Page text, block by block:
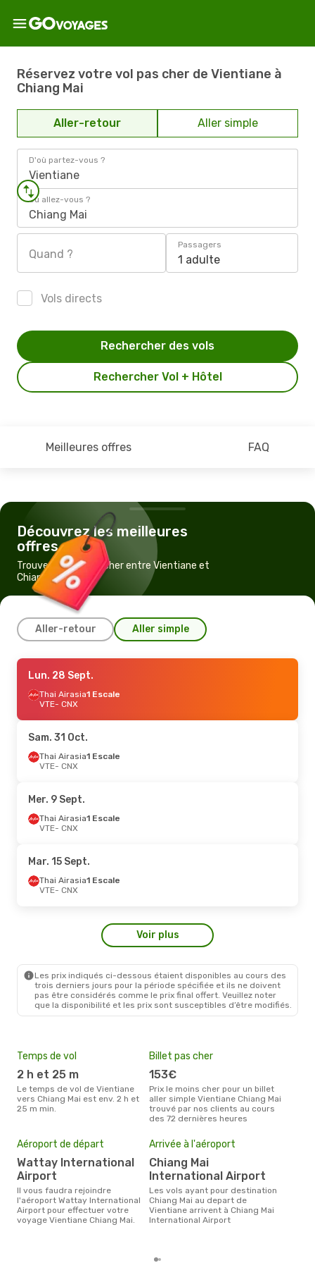
Réservez votre vol pas cher de Vientiane à
Chiang Mai
Aller-retour Aller simple
D'où partez-vous ?
Vientiane
Où allez-vous ?
Chiang Mai
Quand ?
Passagers
1 adulte
Vols directs
Rechercher Vol + Hôtel
Rechercher des vols
Meilleures offres FAQ
Découvrez les meilleures
offres
Trouvez un vol pas cher entre Vientiane et
Chiang Mai
Aller-retour Aller simple
Jeu. 24 Sept.
Thai Airasia1 Escale
VTE- CNX
CNX- VTE
Lun. 28 Sept.
Thai Airasia1 Escale
VTE- CNX
Sam. 31 Oct.
Thai Airasia1 Escale
VTE- CNX
Mer. 9 Sept.
Thai Airasia1 Escale
VTE- CNX
Mar. 15 Sept.
Thai Airasia1 Escale
VTE- CNX
Voir plus
Les prix indiqués ci-dessous étaient disponibles au cours des
trois derniers jours pour la période spécifiée et ils ne doivent
pas être considérés comme le prix final offert. Veuillez noter
que la disponibilité et les prix sont susceptibles d’être modifiés.
Temps de vol
2 h et 25 m
Le temps de vol de Vientiane
vers Chiang Mai est env. 2 h et
25 m min.
Billet pas cher
153€
Prix le moins cher pour un billet
aller simple Vientiane Chiang Mai
trouvé par nos clients au cours
des 72 dernières heures
Aéroport de départ
Wattay International
Airport
Il vous faudra rejoindre
l'aéroport Wattay International
Airport pour effectuer votre
voyage Vientiane Chiang Mai.
Arrivée à l'aéroport
Chiang Mai
International Airport
Les vols ayant pour destination
Chiang Mai au depart de
Vientiane arrivent à Chiang Mai
International Airport